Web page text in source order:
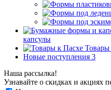
капсулы
Товары
Новые поступления 3
Наша рассылка!
Узнавайте о скидках и акциях